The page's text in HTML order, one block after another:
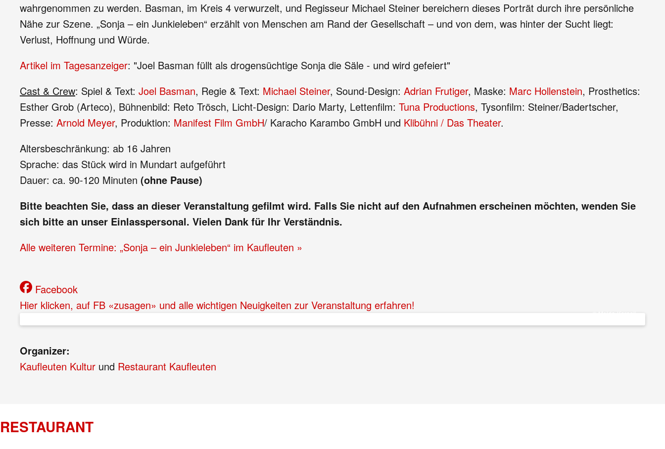
wahrgenommen zu werden. Basman, im Kreis 4 verwurzelt, und Regisseur Michael Steiner bereichern dieses Porträt durch ihre persönliche
Nähe zur Szene. „Sonja – ein Junkieleben“ erzählt von Menschen am Rand der Gesellschaft – und von dem, was hinter der Sucht liegt:
Verlust, Hoffnung und Würde.
Artikel im Tagesanzeiger: "Joel Basman füllt als drogensüchtige Sonja die Säle - und wird gefeiert"
Cast & Crew: Spiel & Text: Joel Basman, Regie & Text: Michael Steiner, Sound-Design: Adrian Frutiger, Maske: Marc Hollenstein, Prosthetics:
Esther Grob (Arteco), Bühnenbild: Reto Trösch, Licht-Design: Dario Marty, Lettenfilm: Tuna Productions, Tysonfilm: Steiner/Badertscher,
Presse: Arnold Meyer, Produktion: Manifest Film GmbH/ Karacho Karambo GmbH und Klibühni / Das Theater.
Altersbeschränkung: ab 16 Jahren
Sprache: das Stück wird in Mundart aufgeführt
Dauer: ca. 90-120 Minuten (ohne Pause)
Bitte beachten Sie, dass an dieser Veranstaltung gefilmt wird. Falls Sie nicht auf den Aufnahmen erscheinen möchten, wenden Sie
sich bitte an unser Einlasspersonal. Vielen Dank für Ihr Verständnis.
Alle weiteren Termine: „Sonja – ein Junkieleben“ im Kaufleuten »
Facebook
Hier klicken, auf FB «zusagen» und alle wichtigen Neuigkeiten zur Veranstaltung erfahren!
Organizer:
Kaufleuten Kultur und Restaurant Kaufleuten
RESTAURANT